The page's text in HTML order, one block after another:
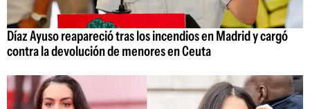
Díaz Ayuso reapareció tras los incendios en Madrid y cargó
contra la devolución de menores en Ceuta